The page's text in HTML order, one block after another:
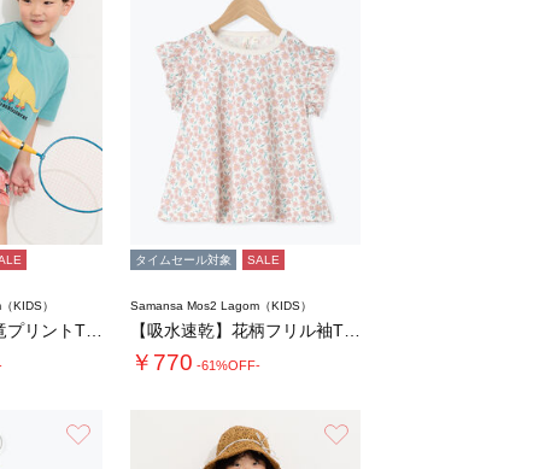
KIDS）
タイムセール対象 SALE
Samansa Mos2 Lagom（KIDS）
￥770 -61%OFF-